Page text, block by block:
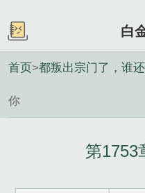
白
首页>都叛出宗门了，谁
你
第1753